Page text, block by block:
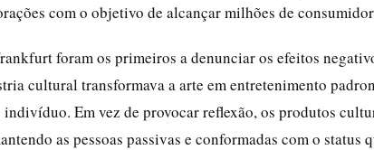
com o objetivo de alcançar milhões de
foram os primeiros a denunciar os efeitos
cultural transformava a arte em entretenimento
Em vez de provocar reflexão, os produtos
as pessoas passivas e conformadas com o status